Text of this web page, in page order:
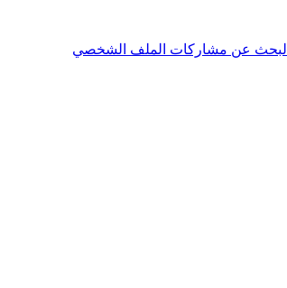
البحث عن مشاركات الملف الشخصي